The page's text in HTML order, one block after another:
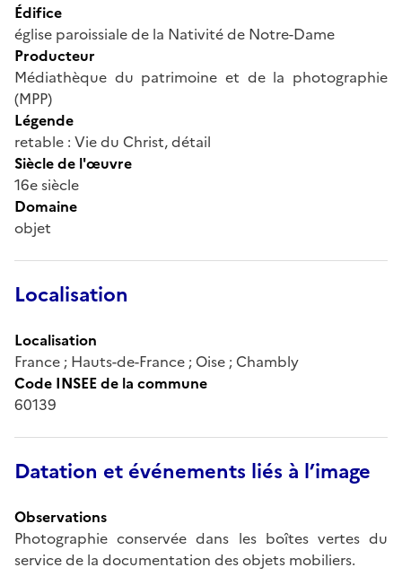
Édifice
église paroissiale de la Nativité de Notre-Dame
Producteur
Médiathèque du patrimoine et de la photographie
(MPP)
Légende
retable : Vie du Christ, détail
Siècle de l'œuvre
16e siècle
Domaine
objet
Localisation
Localisation
France ; Hauts-de-France ; Oise ; Chambly
Code INSEE de la commune
60139
Datation et événements liés à l’image
Observations
Photographie conservée dans les boîtes vertes du
service de la documentation des objets mobiliers.